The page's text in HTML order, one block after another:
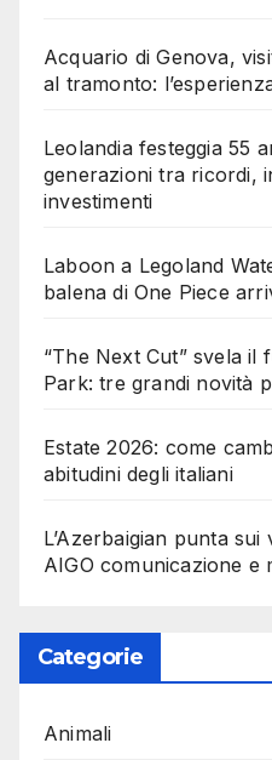
Acquario di Genova,
al tramonto:
Leolandia festeggia 55
generazioni tra ricordi,
investimenti
Laboon a Legoland
balena di One Piece
“The Next Cut” svela il
Park: tre grandi novità
Estate 2026: come
abitudini degli italiani
L’Azerbaigian punta sui
AIGO comunicazione e
Categorie
Animali